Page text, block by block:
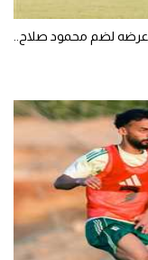
عرضه لضم محمود صلاح..